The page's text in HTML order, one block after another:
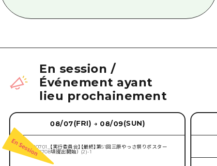
En session /
Événement ayant
lieu prochainement
08/07(FRI) → 08/09(SUN)